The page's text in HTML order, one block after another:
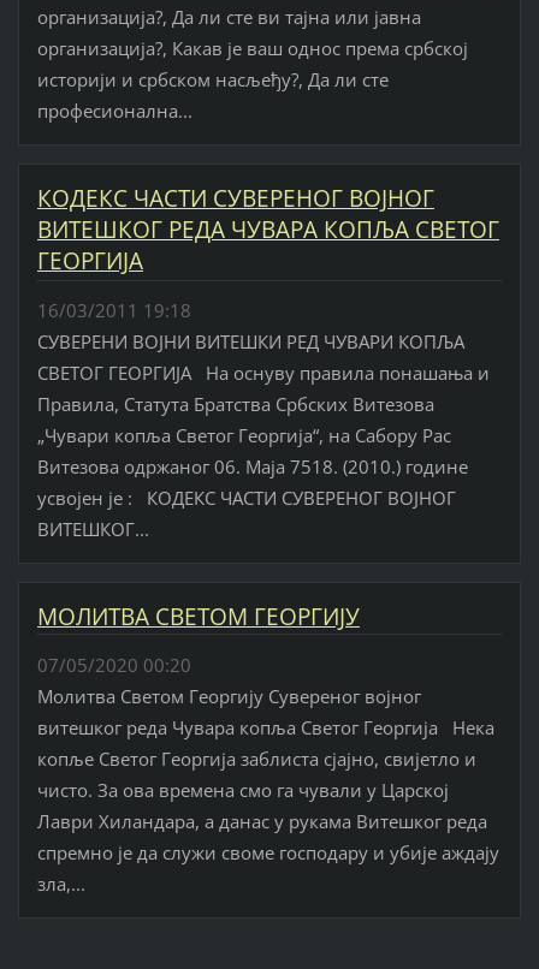
организација?, Да ли сте ви тајна или јавна
организација?, Какав је ваш однос према србској
историји и србском насљеђу?, Да ли сте
професионална...
КОДЕКС ЧАСТИ СУВЕРЕНОГ ВОЈНОГ
ВИТЕШКОГ РЕДА ЧУВАРА КОПЉА СВЕТОГ
ГЕОРГИЈА
16/03/2011 19:18
СУВЕРЕНИ ВОЈНИ ВИТЕШКИ РЕД ЧУВАРИ КОПЉА
СВЕТОГ ГЕОРГИЈА На оснуву правила понашања и
Правила, Статута Братства Србских Витезова
„Чувари копља Светог Георгија“, на Сабору Рас
Витезова одржаног 06. Маја 7518. (2010.) године
усвојен је : КОДЕКС ЧАСТИ СУВЕРЕНОГ ВОЈНОГ
ВИТЕШКОГ...
МОЛИТВА СВЕТОМ ГЕОРГИЈУ
07/05/2020 00:20
Молитва Светом Георгију Сувереног војног
витешког реда Чувара копља Светог Георгија Нека
копље Светог Георгија заблиста сјајно, свијетло и
чисто. За ова времена смо га чували у Царској
Лаври Хиландара, а данас у рукама Витешког реда
спремно је да служи своме господару и убије аждају
зла,...